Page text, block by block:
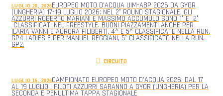
LUGLIO 20, 2026EUROPEO MOTO D’ACQUA UIM-ABP 2026 DA GYOR
(UNGHERIA) 17-19 LUGLIO 2026: NEL 2° ROUND STAGIONALE, GLI
AZZURRI ROBERTO MARIANI E MASSIMO ACCUMULO SONO 1° E 2°
CLASSIFICATI NEL FREESTYLE. BUONI PIAZZAMENTI ANCHE PER
ILARIA VANNI E AURORA FILIBERTI, 4^ E 5^ CLASSIFICATE NELLA RUN.
GP4 LADIES E PER MANUEL REGGIANI, 5° CLASSIFICATO NELLA RUN.
GP2.
CIRCUITO
LUGLIO 16, 2026CAMPIONATO EUROPEO MOTO D’ACQUA 2026: DAL 17
AL 19 LUGLIO I PILOTI AZZURRI SARANNO A GYOR (UNGHERIA) PER LA
SECONDA E PENULTIMA TAPPA STAGIONALE